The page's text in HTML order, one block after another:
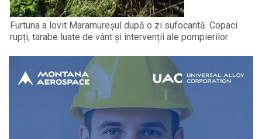
Furtuna a lovit Maramureșul după o zi sufocantă. Copaci
rupți, tarabe luate de vânt și intervenții ale pompierilor